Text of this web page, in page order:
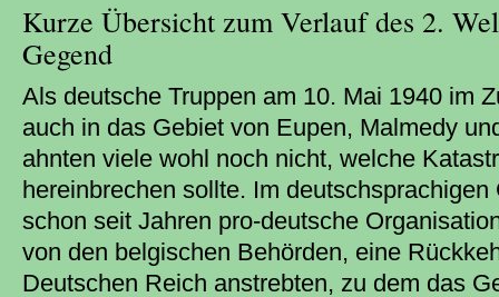
Kurze Übersicht zum Verlauf des 2.
Gegend
Als deutsche Truppen am 10. Mai 1940 im
auch in das Gebiet von Eupen, Malmedy
ahnten viele wohl noch nicht, welche
hereinbrechen sollte. Im
schon seit Jahren pro-deutsche
von den belgischen Behörden, eine
Deutschen Reich anstrebten, zu dem das